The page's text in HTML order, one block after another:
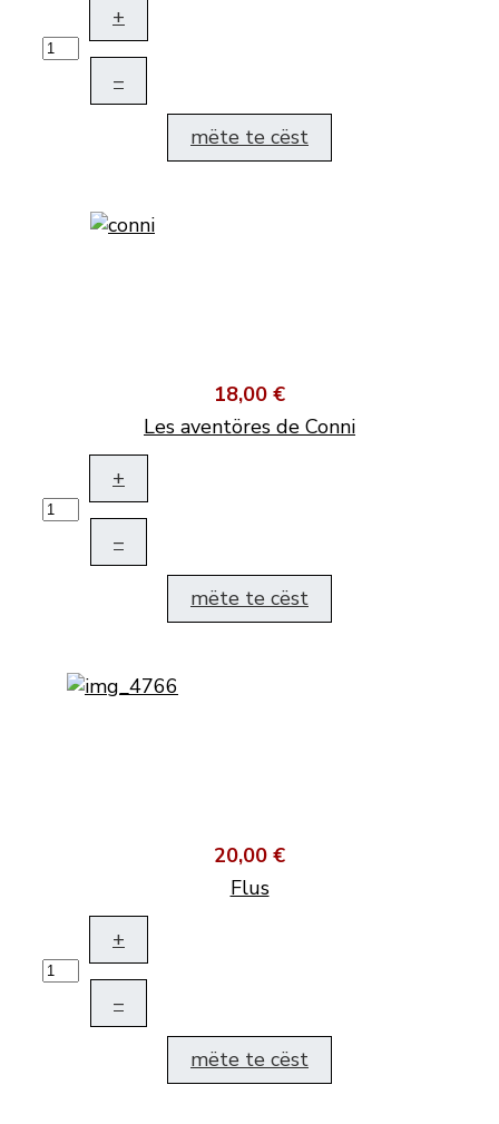
+
–
mëte te cëst
18,00 €
Les aventöres de Conni
+
–
mëte te cëst
20,00 €
Flus
+
–
mëte te cëst